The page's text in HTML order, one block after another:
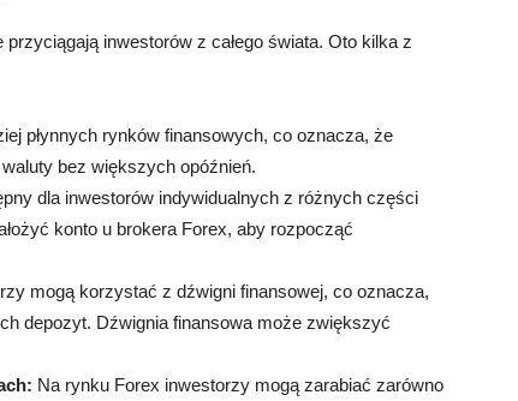
inwestorów z całego świata. Oto kilka z
płynnych rynków finansowych, co oznacza, że
bez większych opóźnień.
dla inwestorów indywidualnych z różnych części
konto u brokera Forex, aby rozpocząć
mogą korzystać z dźwigni finansowej, co oznacza,
depozyt. Dźwignia finansowa może zwiększyć
Na rynku Forex inwestorzy mogą zarabiać zarówno